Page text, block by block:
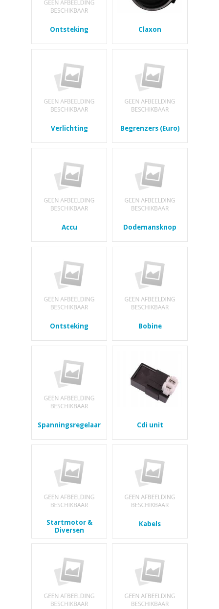
Ontsteking Claxon
Verlichting Begrenzers (Euro)
Accu Dodemansknop
Ontsteking Bobine
Spanningsregelaar Cdi unit
Startmotor &
Diversen
Kabels